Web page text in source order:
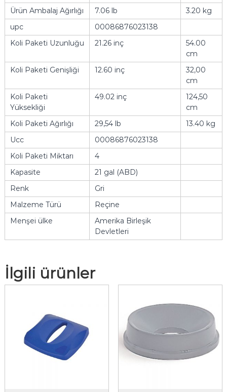
Ürün Ambalaj Ağırlığı
7.06 lb
3.20 kg
upc
00086876023138
Koli Paketi Uzunluğu
21.26 inç
54.00
cm
Koli Paketi Genişliği
12.60 inç
32,00
cm
Koli Paketi
Yüksekliği
49.02 inç
124,50
cm
Koli Paketi Ağırlığı
29,54 lb
13.40 kg
Ucc
00086876023138
Koli Paketi Miktarı
4
Kapasite
21 gal (ABD)
Renk
Gri
Malzeme Türü
Reçine
Menşei ülke
Amerika Birleşik
Devletleri
İlgili ürünler